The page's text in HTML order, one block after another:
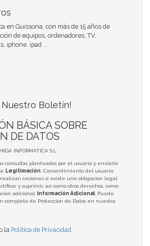
en Guissona, con más de 15 años de
de equipos, ordenadores, TV,
iphone, ipad ....
Nuestro Boletín!
BÁSICA SOBRE
DE DATOS
INFORMATICA S.L.
consultas planteadas por el usuario y enviarle
Legitimación: Consentimiento del usuario;
realizan cesiones si existe una obligación legal;
y suprimir, así como otros derechos, como
adicional;
Información Adicional: Puede
completa de Protección de Datos en nuestra
la Política de Privacidad